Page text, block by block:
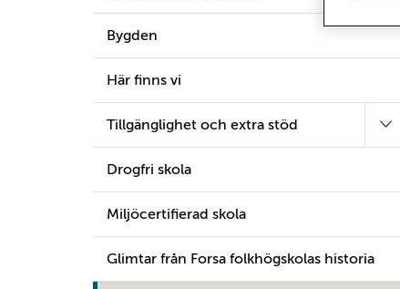
Bygden
Här finns vi
Tillgänglighet och extra stöd
Drogfri skola
Miljöcertifierad skola
Glimtar från Forsa folkhögskolas historia